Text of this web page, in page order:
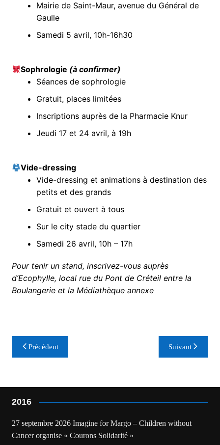
Mairie de Saint-Maur, avenue du Général de
Gaulle
Samedi 5 avril, 10h-16h30
Sophrologie (à confirmer)
Séances de sophrologie
Gratuit, places limitées
Inscriptions auprès de la Pharmacie Knur
Jeudi 17 et 24 avril, à 19h
Vide-dressing
Vide-dressing et animations à destination des
petits et des grands
Gratuit et ouvert à tous
Sur le city stade du quartier
Samedi 26 avril, 10h – 17h
Pour tenir un stand, inscrivez-vous auprès
d’Ecophylle, local rue du Pont de Créteil entre la
Boulangerie et la Médiathèque annexe
Navigation
de
Précédent Suivant
2016
27 septembre 2026 Imagine for Margo – Children without
Cancer organise « Courons Solidarité »